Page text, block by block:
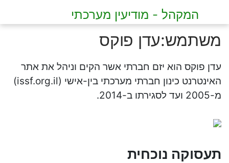
המקהל - מודיעין מערכתי
משתמש:עדן פוקס
עדן פוקס הוא יזם חברתי אשר הקים וניהל את אתר
האינטרנט כינון חברתי מערכתי בין-אישי (issf.org.il)
מ-2005 ועד לסגירתו ב-2014.
תעסוקה נוכחית